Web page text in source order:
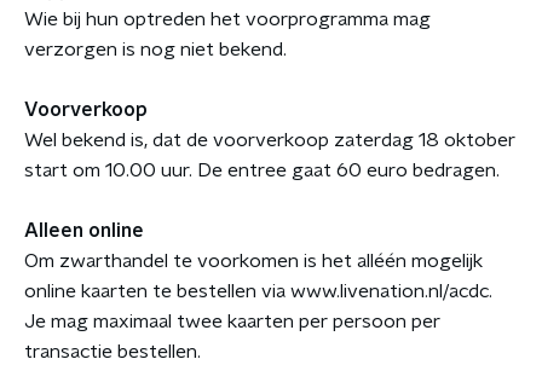
Wie bij hun optreden het voorprogramma mag
verzorgen is nog niet bekend.
Voorverkoop
Wel bekend is, dat de voorverkoop zaterdag 18 oktober
start om 10.00 uur. De entree gaat 60 euro bedragen.
Alleen online
Om zwarthandel te voorkomen is het alléén mogelijk
online kaarten te bestellen via www.livenation.nl/acdc.
Je mag maximaal twee kaarten per persoon per
transactie bestellen.